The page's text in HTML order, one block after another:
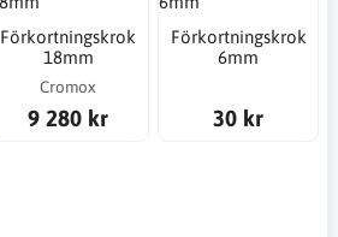
Förkortningskrok
18mm
Cromox
9 280 kr
Förkortningskrok
6mm
30 kr